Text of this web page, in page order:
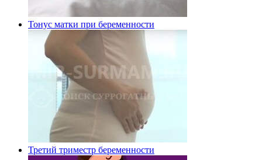
Тонус матки при беременности
Третий триместр беременности